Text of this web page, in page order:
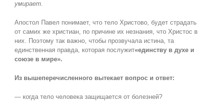
умирает.
Апостол Павел понимает, что тело Христово, будет страдать
от самих же христиан, по причине их незнания, что Христос в
них. Поэтому так важно, чтобы прозвучала истина, та
единственная правда, которая послужит«единству в духе и
союзе в мире».
Из вышеперечисленного вытекает вопрос и ответ:
— когда тело человека защищается от болезней?